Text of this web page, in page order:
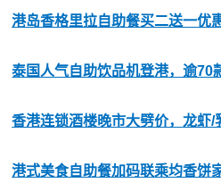
港岛香格里拉自助餐买二送一优
泰国人气自助饮品机登港，逾70
香港连锁酒楼晚市大劈价，龙虾/
港式美食自助餐加码联乘均香饼